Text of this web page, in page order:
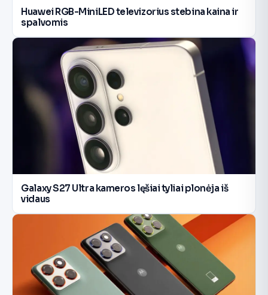
Huawei RGB-MiniLED televizorius stebina kaina ir
spalvomis
Galaxy S27 Ultra kameros lęšiai tyliai plonėja iš
vidaus